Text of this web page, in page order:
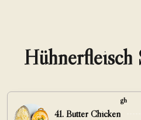
Hühnerfleisch
41. Butter Chicken
gh